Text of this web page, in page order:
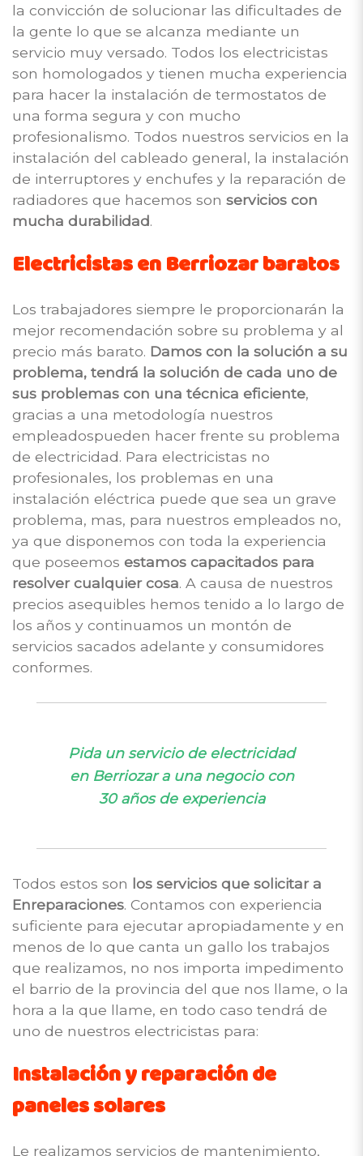
la convicción de solucionar las dificultades de
la gente lo que se alcanza mediante un
servicio muy versado. Todos los electricistas
son homologados y tienen mucha experiencia
para hacer la instalación de termostatos de
una forma segura y con mucho
profesionalismo. Todos nuestros servicios en la
instalación del cableado general, la instalación
de interruptores y enchufes y la reparación de
radiadores que hacemos son servicios con
mucha durabilidad.
Electricistas en Berriozar baratos
Los trabajadores siempre le proporcionarán la
mejor recomendación sobre su problema y al
precio más barato. Damos con la solución a su
problema, tendrá la solución de cada uno de
sus problemas con una técnica eficiente,
gracias a una metodología nuestros
empleadospueden hacer frente su problema
de electricidad. Para electricistas no
profesionales, los problemas en una
instalación eléctrica puede que sea un grave
problema, mas, para nuestros empleados no,
ya que disponemos con toda la experiencia
que poseemos estamos capacitados para
resolver cualquier cosa. A causa de nuestros
precios asequibles hemos tenido a lo largo de
los años y continuamos un montón de
servicios sacados adelante y consumidores
conformes.
Pida un servicio de electricidad
en Berriozar a una negocio con
30 años de experiencia
Todos estos son los servicios que solicitar a
Enreparaciones. Contamos con experiencia
suficiente para ejecutar apropiadamente y en
menos de lo que canta un gallo los trabajos
que realizamos, no nos importa impedimento
el barrio de la provincia del que nos llame, o la
hora a la que llame, en todo caso tendrá de
uno de nuestros electricistas para:
Instalación y reparación de
paneles solares
Le realizamos servicios de mantenimiento,